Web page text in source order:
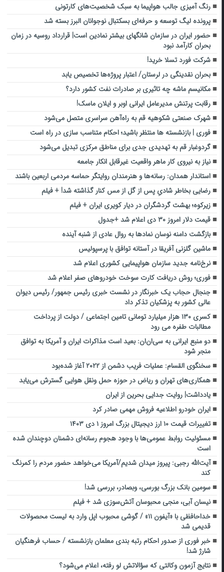
رنگ آمیزی جالب هواپیما به سبک شخصیت‌های کارتونی
پرونده لیگ توسعه و حرفه‌ای بسکتبال نوجوانان البرز بسته شد
حضور ایران در سازمان شانگهای بیشتر نمادین است| قرارداد روسیه در زمان
بحران کارآمد نبود
شرکت فورد تسلا خرید!
بحران نقدینگی در لرستان/ اعتبار پروژه‌ها تخصیص یابد
مکانیسم ماشه چه تاثیری بر صادرات نفت کشور دارد؟
رقابت پرتنش مدیرعامل ایرانی اوبر و ایلان ماسک!
شهرک صنعتی شکوهیه قم به راه‌آهن سراسری متصل می‌شود
فوری | بازنشسته ها منتظر باشید؛ احکام متناسب سازی در راه است
گردوغبار قم به تهدیدی جدی برای مناطق مرکزی تبدیل می‌شود
نیاز به نیروی کار ماهر واقعیت غیرقابل انکار جامعه
استاندار همدان: رسانه‌ها و هنرمندان روایتگر حماسه مردمی اربعین باشند
رضایی بخاطر شادیِ پس از گل از مس کنار گذاشته شد! + فیلم
زیرکوه؛ بهشت گردشگران در دیار کویری ایران + فیلم
قیمت دلار امروز ۳۰ دی اعلام شد +جدول
بازگشت دامنه نوسان نمادها به روال عادی از شنبه آینده
ماشین گلزنی آفریقا در آستانه توافق با پرسپولیس
نرخ‌نامه جدید سازمان هواپیمایی کشوری اعلام شد
فوری؛ روش دریافت کارت سوخت خودروهای صفر اعلام شد
جنجال حجاب یک خبرنگار در نشست خبری رئیس جمهور/ رئیس دیوان
عالی کشور به پزشکیان تذکر داد
کسری ۱۳۰ هزار میلیارد تومانی تامین اجتماعی / دولت از پرداخت
مطالبات طفره می‌ رود
دو منبع ایرانی به سی‌ان‌ان: بعید است مذاکرات ایران و آمریکا به توافق
منجر شود
سخنگوی القسام: عملیات فریب دشمن از ۲۰۲۲ آغاز شده‌بود
همکاری‌های تهران و ریاض در حوزه حمل ونقل هوایی گسترش می‌یابد
یادداشت| روایت جدایی بحرین از ایران
ایران خودرو اطلاعیه فروش مهمی صادر کرد
تغییرات قیمت ۱۰ ارز دیجیتال بزرگ امروز ۱ دی ۱۴۰۳
مسئولیت روابط عمومی‌ها با وجود هجوم رسانه‌ای دشمنان دوچندان شده
است
آیت‌الله رجبی: پیروز میدان شدیم/آمریکا می‌خواهد حضور مردم را کمرنگ
کند
سومین بانک بزرگ بورسی، وبصادر، بررسی شد!
نیسان آبی، منجی محبوسان آتش‌سوزی شد + فیلم
خداحافظی با «آیفون ۱۱» / گوشی محبوب اپل وارد به لیست محصولات
قدیمی شد
خبر فوری از صدور احکام رتبه بندی معلمان بازنشسته / حساب فرهنگیان
شارژ شد!
نتایج آزمون وکالتی که سؤالاتش لو رفته، اعلام می‌شود؟